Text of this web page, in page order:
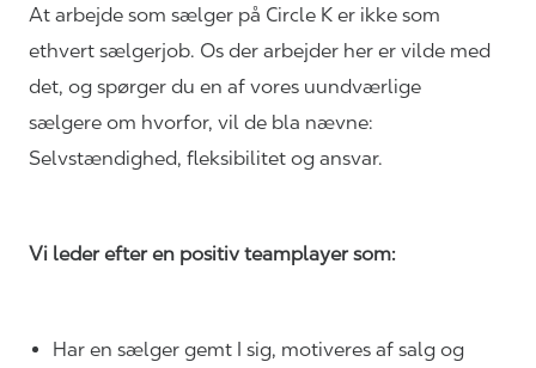
At arbejde som sælger på Circle K er ikke som
ethvert sælgerjob. Os der arbejder her er vilde med
det, og spørger du en af vores uundværlige
sælgere om hvorfor, vil de bla nævne:
Selvstændighed, fleksibilitet og ansvar.
Vi leder efter en positiv teamplayer som:
Har en sælger gemt I sig, motiveres af salg og